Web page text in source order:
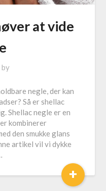
at vide
by
negle, der kan
Så er shellac
Shellac negle er en
kombinerer
den smukke glans
artikel vil vi dykke
+